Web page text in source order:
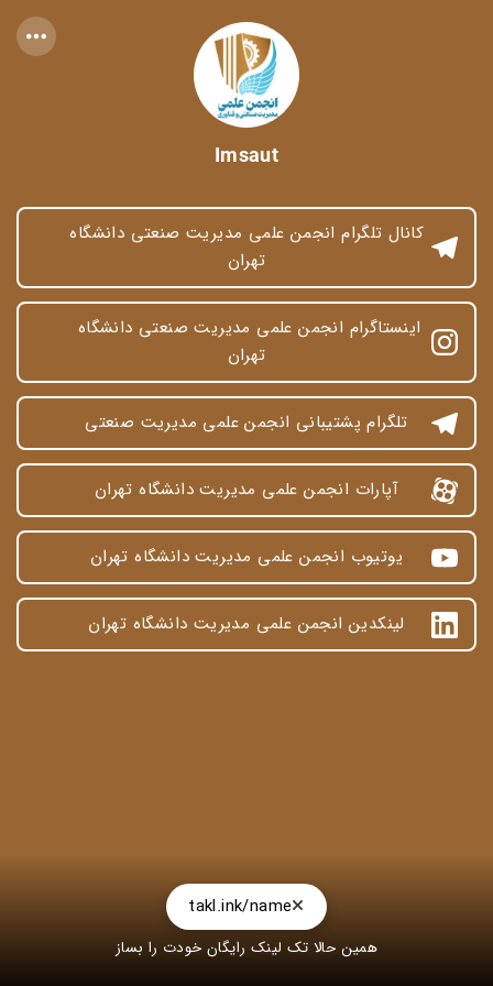
Imsaut
کانال تلگرام انجمن علمی مدیریت صنعتی دانشگاه
تهران
تهران
تلگرام پشتیبانی انجمن علمی مدیریت صنعتی
آپارات انجمن علمی مدیریت دانشگاه تهران
یوتیوب انجمن علمی مدیریت دانشگاه تهران
لینکدین انجمن علمی مدیریت دانشگاه تهران
takl.ink/name
همین حالا تک لینک رایگان خودت را بساز